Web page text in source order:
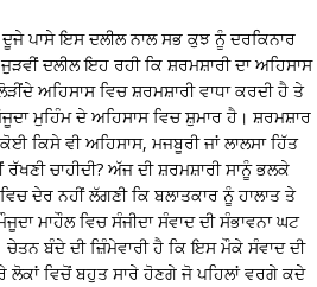
ਪਾਸੇ ਇਸ ਦਲੀਲ ਨਾਲ ਸਭ ਕੁਝ ਨੂੰ ਦਰਕਿਨਾਰ
ਦਲੀਲ ਇਹ ਰਹੀ ਕਿ ਸ਼ਰਮਸ਼ਾਰੀ ਦਾ ਅਹਿਸਾਸ
ਅਹਿਸਾਸ ਵਿਚ ਸ਼ਰਮਸ਼ਾਰੀ ਵਾਧਾ ਕਰਦੀ ਹੈ ਤੇ
ਮੁਹਿੰਮ ਦੇ ਅਹਿਸਾਸ ਵਿਚ ਸ਼ੁਮਾਰ ਹੈ। ਸ਼ਰਮਸ਼ਾਰ
ਕਿਸੇ ਵੀ ਅਹਿਸਾਸ, ਮਜਬੂਰੀ ਜਾਂ ਲਾਲਸਾ ਹਿੱਤ
ਚਾਹੀਦੀ? ਅੱਜ ਦੀ ਸ਼ਰਮਸ਼ਾਰੀ ਸਾਨੂੰ ਭਲਕੇ
ਦੇਰ ਨਹੀਂ ਲੱਗਣੀ ਕਿ ਬਲਾਤਕਾਰ ਨੂੰ ਹਾਲਾਤ ਤੇ
ਮਾਹੌਲ ਵਿਚ ਸੰਜੀਦਾ ਸੰਵਾਦ ਦੀ ਸੰਭਾਵਨਾ ਘਟ
ਬੰਦੇ ਦੀ ਜ਼ਿੰਮੇਵਾਰੀ ਹੈ ਕਿ ਇਸ ਮੌਕੇ ਸੰਵਾਦ ਦੀ
ਵਿਚੋਂ ਬਹੁਤ ਸਾਰੇ ਹੋਣਗੇ ਜੋ ਪਹਿਲਾਂ ਵਰਗੇ ਕਦੇ